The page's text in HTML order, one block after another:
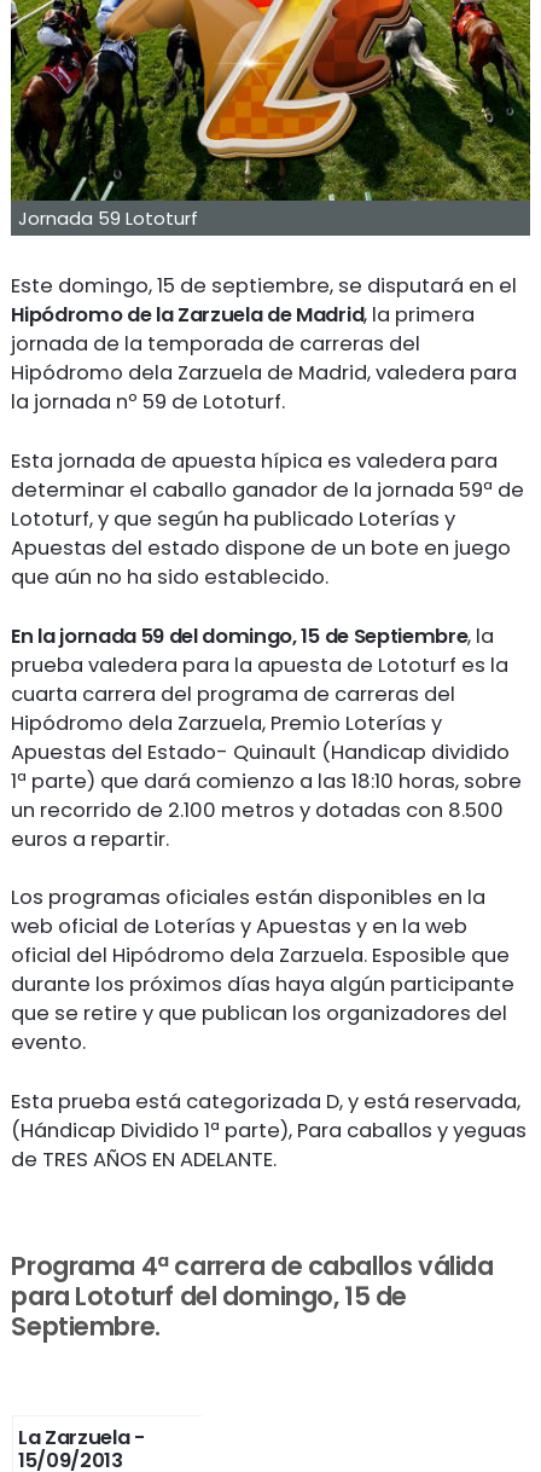
Jornada 59 Lototurf
Este domingo, 15 de septiembre, se disputará en el
Hipódromo de la Zarzuela de Madrid, la primera
jornada de la temporada de carreras del
Hipódromo dela Zarzuela de Madrid, valedera para
la jornada nº 59 de Lototurf.
Esta jornada de apuesta hípica es valedera para
determinar el caballo ganador de la jornada 59ª de
Lototurf, y que según ha publicado Loterías y
Apuestas del estado dispone de un bote en juego
que aún no ha sido establecido.
En la jornada 59 del domingo, 15 de Septiembre, la
prueba valedera para la apuesta de Lototurf es la
cuarta carrera del programa de carreras del
Hipódromo dela Zarzuela, Premio Loterías y
Apuestas del Estado- Quinault (Handicap dividido
1ª parte) que dará comienzo a las 18:10 horas, sobre
un recorrido de 2.100 metros y dotadas con 8.500
euros a repartir.
Los programas oficiales están disponibles en la
web oficial de Loterías y Apuestas y en la web
oficial del Hipódromo dela Zarzuela. Esposible que
durante los próximos días haya algún participante
que se retire y que publican los organizadores del
evento.
Esta prueba está categorizada D, y está reservada,
(Hándicap Dividido 1ª parte), Para caballos y yeguas
de TRES AÑOS EN ADELANTE.
Programa 4ª carrera de caballos válida
para Lototurf del domingo, 15 de
Septiembre.
La Zarzuela-
15/09/2013